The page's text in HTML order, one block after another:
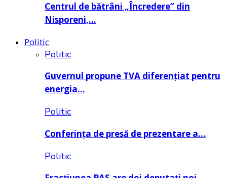
Centrul de bătrâni „Încredere” din
Nisporeni,…
Politic
Politic
Guvernul propune TVA diferențiat pentru
energia…
Politic
Conferința de presă de prezentare a…
Politic